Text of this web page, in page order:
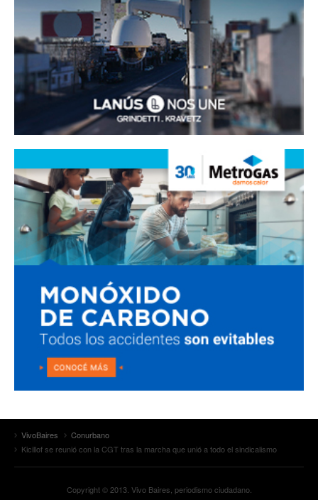
VivoBaires
Conurbano
Kicillof se reunió con la CGT tras la marcha que unió a todo el sindicalismo
Copyright © 2013. Vivo Baires, periodismo ciudadano.